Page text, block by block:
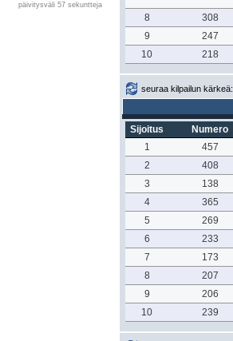
päivitysväli 57 sekuntteja
8 308
9
247
10
218
seuraa kilpailun kärkeä:
Sijoitus Numero
1
457
2
408
3
138
4
365
5
269
6
233
7
173
8
207
9
206
10
239